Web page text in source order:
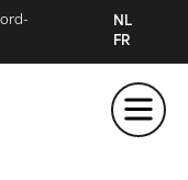
NL
FR